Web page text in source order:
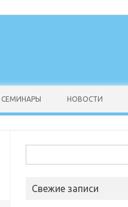
СЕМИНАРЫ НОВОСТИ
Свежие записи